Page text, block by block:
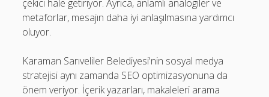
çekici hale getiriyor. Ayrıca, anlamlı analogiler ve
metaforlar, mesajın daha iyi anlaşılmasına yardımcı
oluyor.
Karaman Sarıveliler Belediyesi'nin sosyal medya
stratejisi aynı zamanda SEO optimizasyonuna da
önem veriyor. İçerik yazarları, makaleleri arama